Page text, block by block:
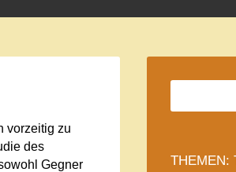
vorzeitig zu
des
Gegner
THEMEN: